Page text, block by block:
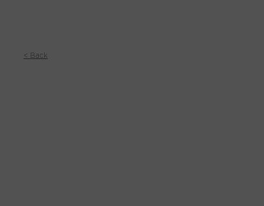
< Back